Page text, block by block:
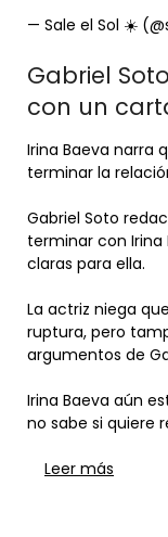
— Sale el Sol ☀️
Gabriel
con un
Irina Baeva narra
terminar la
Gabriel Soto
terminar con Irina
claras para ella.
La actriz niega
ruptura, pero
argumentos de
Irina Baeva aún
no sabe si quiere
Leer más